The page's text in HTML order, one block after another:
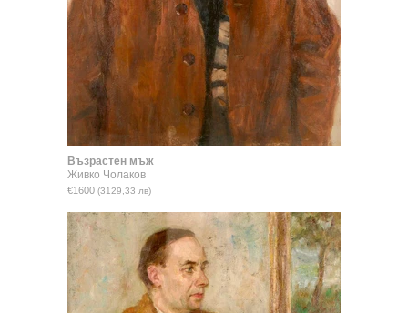
Възрастен мъж
Живко Чолаков
€1600 (3129,33 лв)